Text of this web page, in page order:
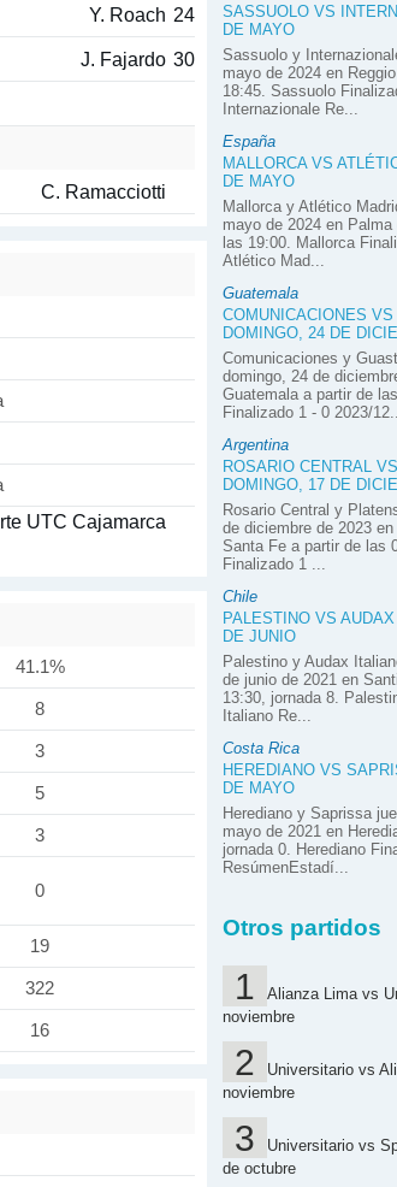
Y. Roach 24
J. Fajardo 30
C. Ramacciotti
UTC Cajamarca
41.1%
8
3
5
3
0
19
322
16
SASSUOLO VS
DE MAYO
Sassuolo y
mayo de 2024 en
18:45. Sassuolo
Internazionale Re...
España
MALLORCA VS
DE MAYO
Mallorca y Atlético
mayo de 2024 en
las 19:00. Mallorca
Atlético Mad...
Guatemala
COMUNICACIONES VS
DOMINGO, 24 DE
Comunicaciones y
domingo, 24 de
Guatemala a partir de
Finalizado 1 - 0 2023/12...
Argentina
ROSARIO CENTRAL
DOMINGO, 17 DE
Rosario Central y
de diciembre de 2023
Santa Fe a partir de las
Finalizado 1 ...
Chile
PALESTINO VS
DE JUNIO
Palestino y Audax
de junio de 2021 en
13:30, jornada 8.
Italiano Re...
Costa Rica
HEREDIANO VS
DE MAYO
Herediano y Saprissa
mayo de 2021 en
jornada 0. Herediano
ResúmenEstadí...
Otros partidos
Alianza Lima vs
noviembre
Universitario vs
noviembre
Universitario vs
de octubre